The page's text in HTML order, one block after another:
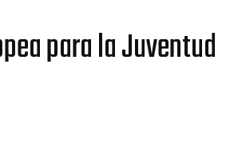
para la Juventud